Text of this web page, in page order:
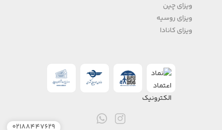
ویزای چین
ویزای روسیه
ویزای کانادا
۰۲۱۸۸۴۴۷۶۲۹